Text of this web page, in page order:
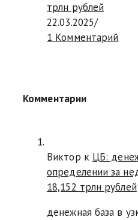
трлн рублей
22.03.2025/
1 Комментарий
Комментарии
Виктор к ЦБ:
определении за
18,152 трлн рублей
денежная база в